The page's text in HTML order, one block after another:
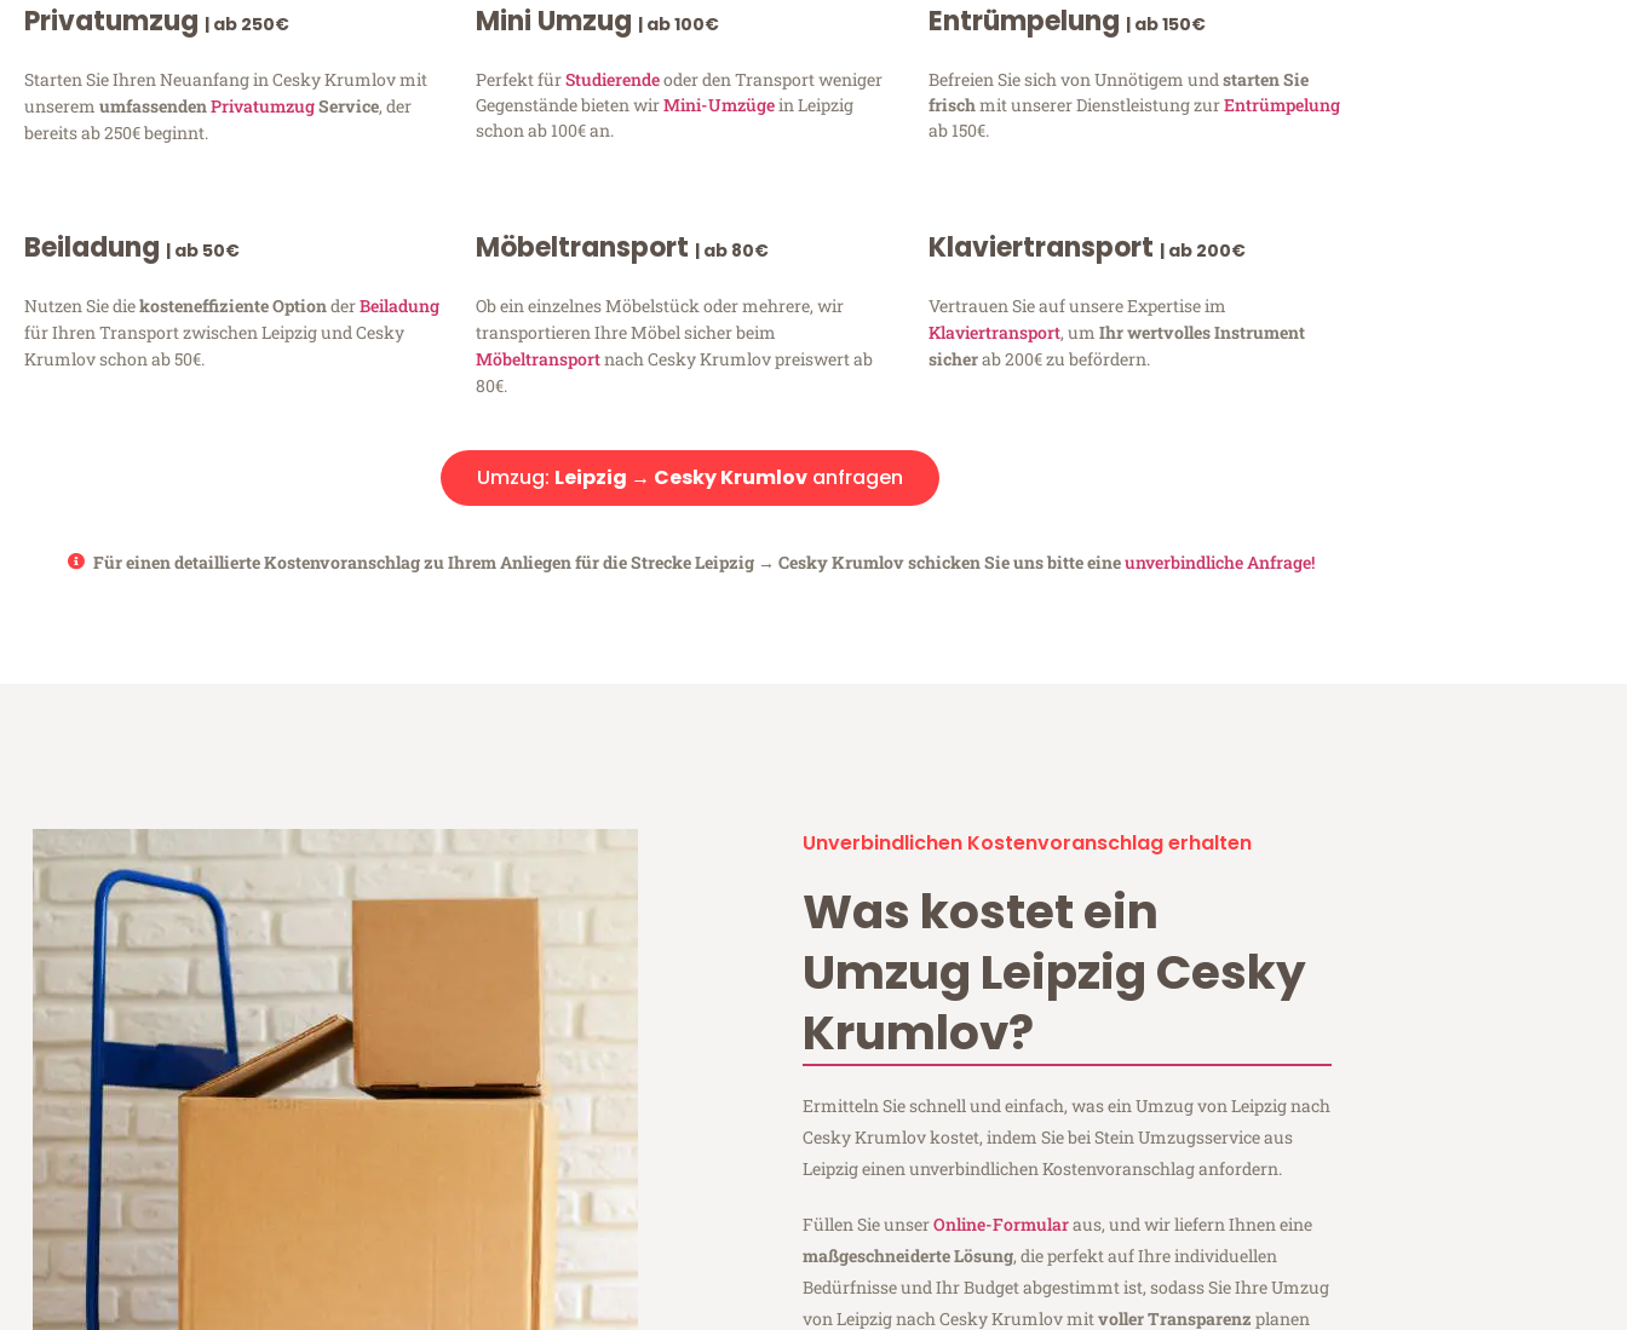
Privatumzug | ab 250€
Starten Sie Ihren Neuanfang in Cesky Krumlov mit
unserem umfassendenPrivatumzugService, der
bereits ab 250€ beginnt.
Mini Umzug | ab 100€
Perfekt fürStudierendeoder den Transport weniger
Gegenstände bieten wirMini-Umzügein Leipzig
schon ab 100€ an.
Entrümpelung | ab 150€
Befreien Sie sich von Unnötigem und starten Sie
frischmit unserer Dienstleistung zurEntrümpelung
ab 150€.
Beiladung | ab 50€
Nutzen Sie diekosteneffiziente OptionderBeiladung
für Ihren Transport zwischen Leipzig und Cesky
Krumlov schon ab 50€.
Möbeltransport | ab 80€
Ob ein einzelnes Möbelstück oder mehrere, wir
transportieren Ihre Möbel sicher beim
Möbeltransportnach Cesky Krumlov preiswert ab
80€.
Klaviertransport | ab 200€
Vertrauen Sie auf unsere Expertise im
Klaviertransport, um Ihr wertvolles Instrument
sicherab 200€ zu befördern.
Umzug: Leipzig → Cesky Krumlov anfragen
Für einen detaillierte Kostenvoranschlag zu Ihrem Anliegen für die Strecke Leipzig → Cesky Krumlov schicken Sie uns bitte eineunverbindliche Anfrage!
Unverbindlichen Kostenvoranschlag erhalten
Was kostet ein
Umzug Leipzig Cesky
Krumlov?
Ermitteln Sie schnell und einfach, was ein Umzug von Leipzig nach
Cesky Krumlov kostet, indem Sie bei Stein Umzugsservice aus
Leipzig einen unverbindlichen Kostenvoranschlag anfordern.
Füllen Sie unserOnline-Formularaus, und wir liefern Ihnen eine
maßgeschneiderte Lösung, die perfekt auf Ihre individuellen
Bedürfnisse und Ihr Budget abgestimmt ist, sodass Sie Ihre Umzug
von Leipzig nach Cesky Krumlov mitvoller Transparenz planen